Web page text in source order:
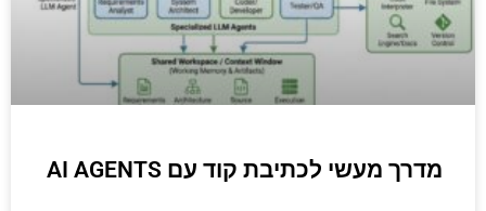
מדרך מעשי לכתיבת קוד עם AI AGENTS